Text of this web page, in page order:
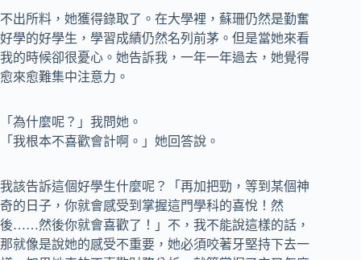
不出所料，她獲得錄取了。在大學裡，蘇珊仍然是勤奮
好學的好學生，學習成績仍然名列前茅。但是當她來看
我的時候卻很憂心。她告訴我，一年一年過去，她覺得
愈來愈難集中注意力。
「為什麼呢？」我問她。
「我根本不喜歡會計啊。」她回答說。
我該告訴這個好學生什麼呢？「再加把勁，等到某個神
奇的日子，你就會感受到掌握這門學科的喜悅！然
後……然後你就會喜歡了！」不，我不能說這樣的話，
那就像是說她的感受不重要，她必須咬著牙堅持下去一